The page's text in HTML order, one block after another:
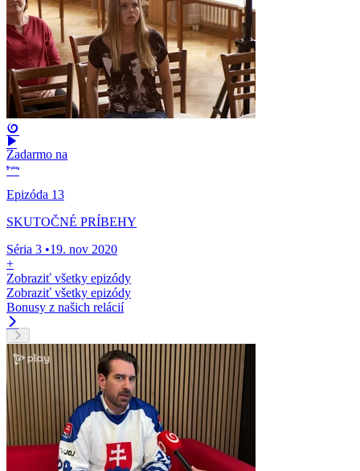
Zadarmo na
Epizóda 13
SKUTOČNÉ PRÍBEHY
Séria 3 •19. nov 2020
+
Zobraziť všetky epizódy
Zobraziť všetky epizódy
Bonusy z našich relácií